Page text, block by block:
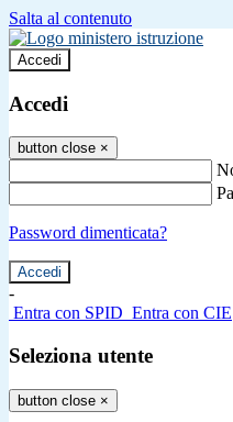
Salta al contenuto
Accedi
Accedi
button close ×
Password dimenticata?
-
Entra con SPID Entra con CIE
Seleziona utente
button close ×